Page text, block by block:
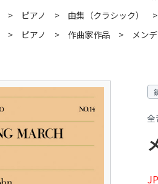
ピアノ 曲集（クラシック）
ピアノ 作曲家作品 メン
全